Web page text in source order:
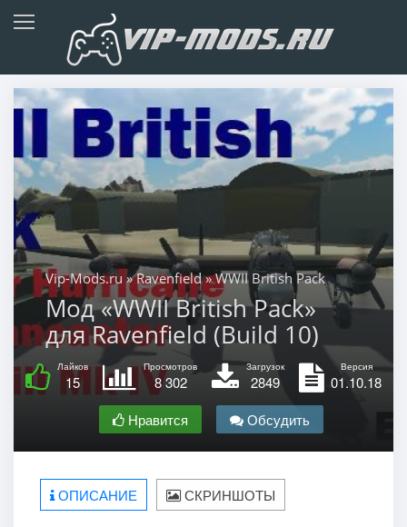
Vip-Mods.ru »Ravenfield» WWII British Pack
Мод «WWII British Pack»
для Ravenfield (Build 10)
Лайков
15
Просмотров
8 302
Загрузок
2849
Версия
01.10.18
Нравится
Обсудить
ОПИСАНИЕ СКРИНШОТЫ